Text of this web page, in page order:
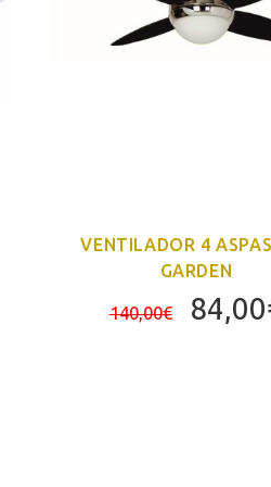
VENTILADOR 4
GARDEN
140,00€
El
84,00